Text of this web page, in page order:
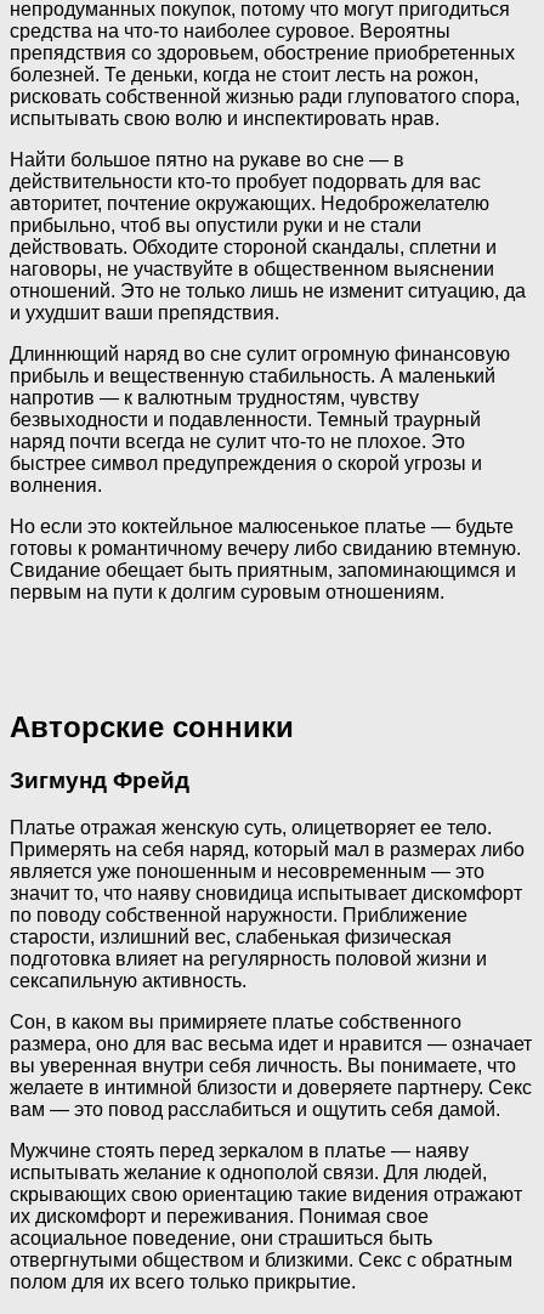
непродуманных покупок, потому что могут пригодиться
средства на что-то наиболее суровое. Вероятны
препядствия со здоровьем, обострение приобретенных
болезней. Те деньки, когда не стоит лесть на рожон,
рисковать собственной жизнью ради глуповатого спора,
испытывать свою волю и инспектировать нрав.
Найти большое пятно на рукаве во сне — в
действительности кто-то пробует подорвать для вас
авторитет, почтение окружающих. Недоброжелателю
прибыльно, чтоб вы опустили руки и не стали
действовать. Обходите стороной скандалы, сплетни и
наговоры, не участвуйте в общественном выяснении
отношений. Это не только лишь не изменит ситуацию, да
и ухудшит ваши препядствия.
Длиннющий наряд во сне сулит огромную финансовую
прибыль и вещественную стабильность. А маленький
напротив — к валютным трудностям, чувству
безвыходности и подавленности. Темный траурный
наряд почти всегда не сулит что-то не плохое. Это
быстрее символ предупреждения о скорой угрозы и
волнения.
Но если это коктейльное малюсенькое платье — будьте
готовы к романтичному вечеру либо свиданию втемную.
Свидание обещает быть приятным, запоминающимся и
первым на пути к долгим суровым отношениям.
Авторские сонники
Зигмунд Фрейд
Платье отражая женскую суть, олицетворяет ее тело.
Примерять на себя наряд, который мал в размерах либо
является уже поношенным и несовременным — это
значит то, что наяву сновидица испытывает дискомфорт
по поводу собственной наружности. Приближение
старости, излишний вес, слабенькая физическая
подготовка влияет на регулярность половой жизни и
сексапильную активность.
Сон, в каком вы примиряете платье собственного
размера, оно для вас весьма идет и нравится — означает
вы уверенная внутри себя личность. Вы понимаете, что
желаете в интимной близости и доверяете партнеру. Секс
вам — это повод расслабиться и ощутить себя дамой.
Мужчине стоять перед зеркалом в платье — наяву
испытывать желание к однополой связи. Для людей,
скрывающих свою ориентацию такие видения отражают
их дискомфорт и переживания. Понимая свое
асоциальное поведение, они страшиться быть
отвергнутыми обществом и близкими. Секс с обратным
полом для их всего только прикрытие.